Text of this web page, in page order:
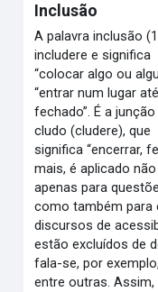
Inclusão
A palavra inclusão
includere e significa
“colocar algo ou
“entrar num lugar
fechado”. É a
cludo (cludere), que
significa “encerrar,
mais, é aplicado não
apenas para
como também para
discursos de
estão excluídos de
fala-se, por
entre outras.